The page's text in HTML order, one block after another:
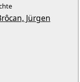
Jürgen